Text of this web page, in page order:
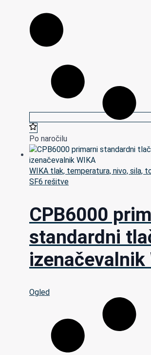
Po naročilu
WIKA tlak, temperatura, nivo, sila,
SF6 rešitve
CPB6000
standardni
izenačevalnik
Ogled